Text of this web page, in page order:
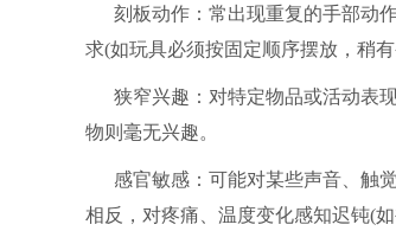
刻板动作：常出现重复的手部动
求(如玩具必须按固定顺序摆放，稍有
狭窄兴趣：对特定物品或活动表
物则毫无兴趣。
感官敏感：可能对某些声音、触
相反，对疼痛、温度变化感知迟钝(